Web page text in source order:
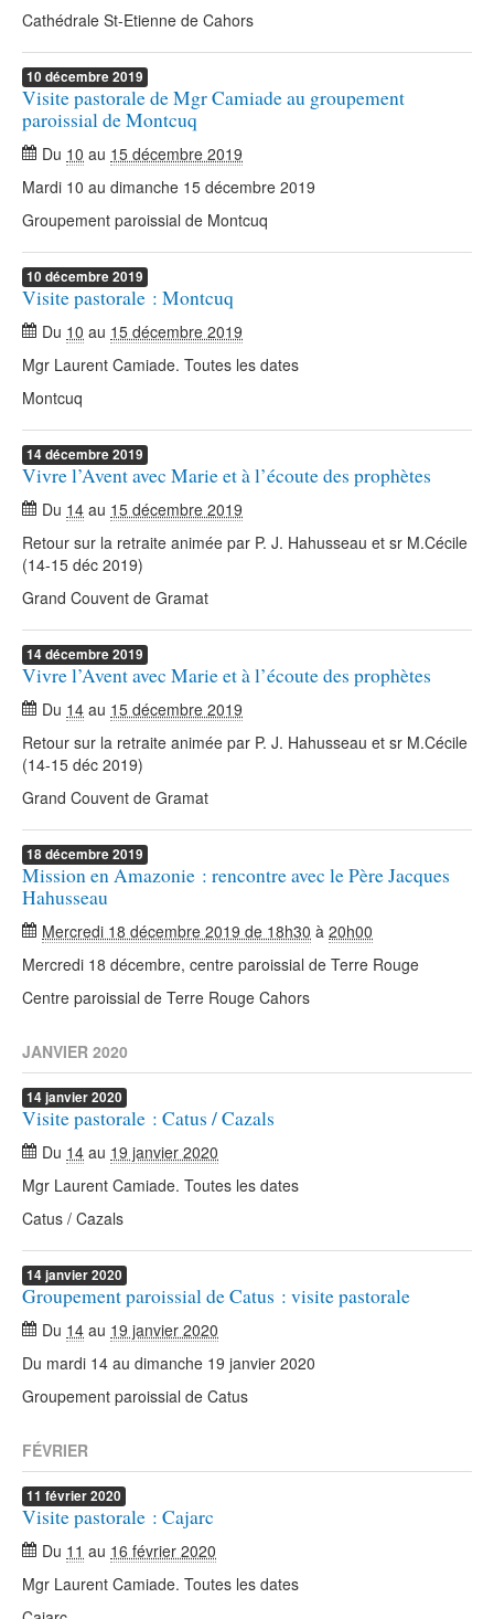
Cathédrale St-Etienne de Cahors
10 décembre2019
Visite pastorale de Mgr Camiade au groupement
paroissial de Montcuq
Du 10 au 15 décembre 2019
Mardi 10 au dimanche 15 décembre 2019
Groupement paroissial de Montcuq
10 décembre2019
Visite pastorale : Montcuq
Du 10 au 15 décembre 2019
Mgr Laurent Camiade. Toutes les dates
Montcuq
14décembre2019
Vivre l’Avent avec Marie et à l’écoute des prophètes
Du 14 au 15 décembre 2019
Retour sur la retraite animée par P. J. Hahusseau et sr M.Cécile
(14-15 déc 2019)
Grand Couvent de Gramat
14décembre2019
Vivre l’Avent avec Marie et à l’écoute des prophètes
Du 14 au 15 décembre 2019
Retour sur la retraite animée par P. J. Hahusseau et sr M.Cécile
(14-15 déc 2019)
Grand Couvent de Gramat
18décembre2019
Mission en Amazonie : rencontre avec le Père Jacques
Hahusseau
Mercredi 18 décembre 2019 de 18h30 à 20h00
Mercredi 18 décembre, centre paroissial de Terre Rouge
Centre paroissial de Terre Rouge Cahors
JANVIER 2020
14janvier2020
Visite pastorale : Catus / Cazals
Du 14 au 19 janvier 2020
Mgr Laurent Camiade. Toutes les dates
Catus / Cazals
14janvier2020
Groupement paroissial de Catus : visite pastorale
Du 14 au 19 janvier 2020
Du mardi 14 au dimanche 19 janvier 2020
Groupement paroissial de Catus
FÉVRIER
11 février2020
Visite pastorale : Cajarc
Du 11 au 16 février 2020
Mgr Laurent Camiade. Toutes les dates